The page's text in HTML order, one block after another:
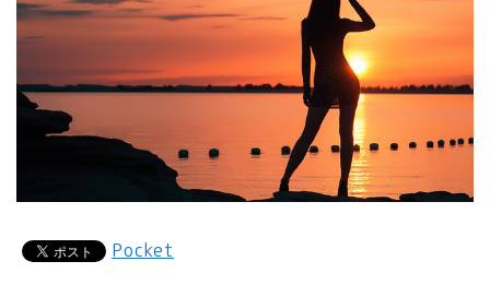
Pocket